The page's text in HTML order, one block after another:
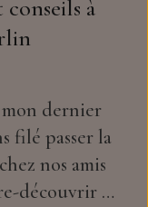
conseils à
mon dernier
filé passer la
nos amis
découvrir …